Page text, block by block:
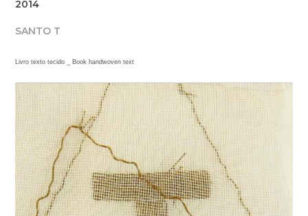
2014
SANTO T
Livro texto tecido _ Book handwoven text